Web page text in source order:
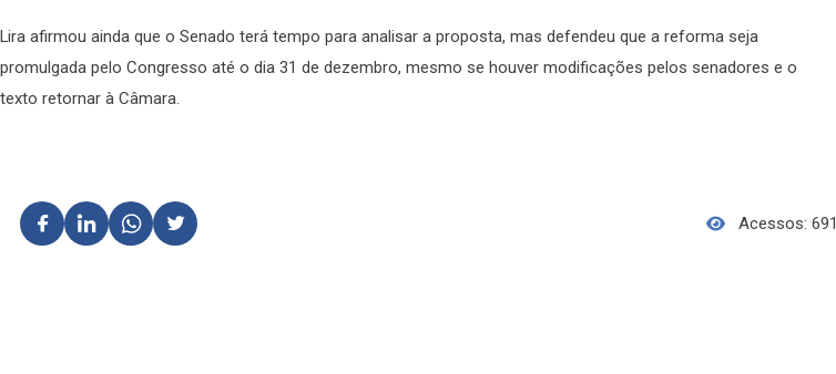
Lira afirmou ainda que o Senado terá tempo para analisar a proposta, mas defendeu que a reforma seja
promulgada pelo Congresso até o dia 31 de dezembro, mesmo se houver modificações pelos senadores e o
texto retornar à Câmara.
Acessos: 691